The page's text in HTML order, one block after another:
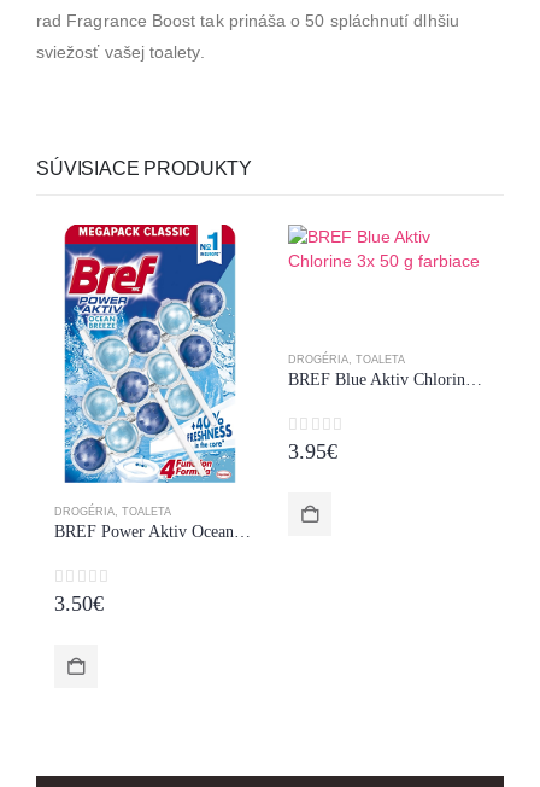
rad Fragrance Boost tak prináša o 50 spláchnutí dlhšiu
sviežosť vašej toalety.
SÚVISIACE PRODUKTY
DROGÉRIA TOALETA
0 z 5
3.50€
DROGÉRIA TOALETA
0 z 5
3.95€